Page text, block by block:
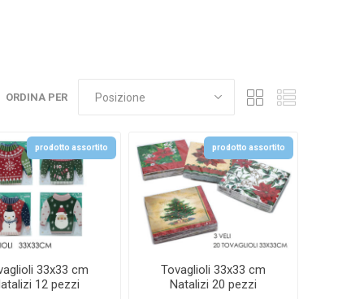
ORDINA PER
prodotto assortito
33x33 cm
12 pezzi
prodotto assortito
Tovaglioli 33x33 cm
Natalizi 20 pezzi